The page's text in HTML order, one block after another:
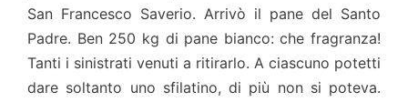
San Francesco Saverio. Arrivò il pane del Santo
Padre. Ben 250 kg di pane bianco: che fragranza!
Tanti i sinistrati venuti a ritirarlo. A ciascuno potetti
dare soltanto uno sfilatino, di più non si poteva.